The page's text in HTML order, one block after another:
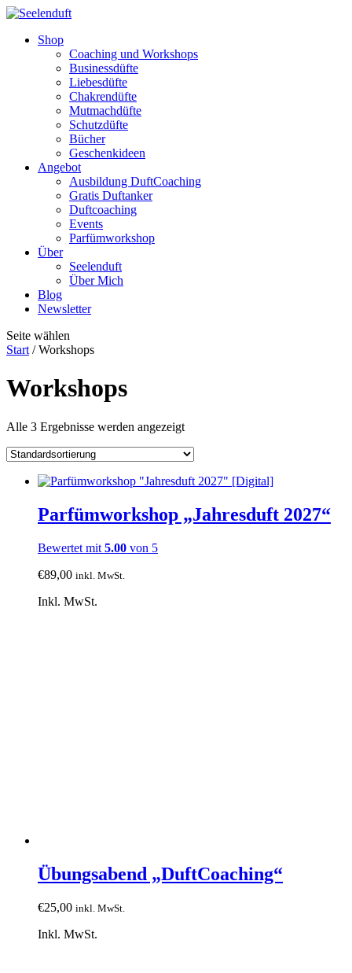
Shop
Coaching und Workshops
Businessdüfte
Liebesdüfte
Chakrendüfte
Mutmachdüfte
Schutzdüfte
Bücher
Geschenkideen
Angebot
Ausbildung DuftCoaching
Gratis Duftanker
Duftcoaching
Events
Parfümworkshop
Über
Seelenduft
Über Mich
Blog
Newsletter
Seite wählen
Start / Workshops
Workshops
Alle 3 Ergebnisse werden angezeigt
Parfümworkshop „Jahresduft 2027“
Bewertet mit 5.00 von 5
€89,00 inkl. MwSt.
Inkl. MwSt.
Übungsabend „DuftCoaching“
€25,00 inkl. MwSt.
Inkl. MwSt.